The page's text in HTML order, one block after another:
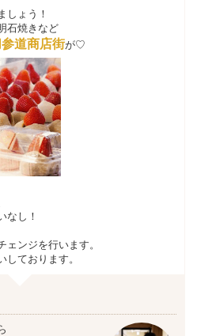
しょう！
石焼きなど
道商店街が♡
なし！
ンジを行います。
ております。